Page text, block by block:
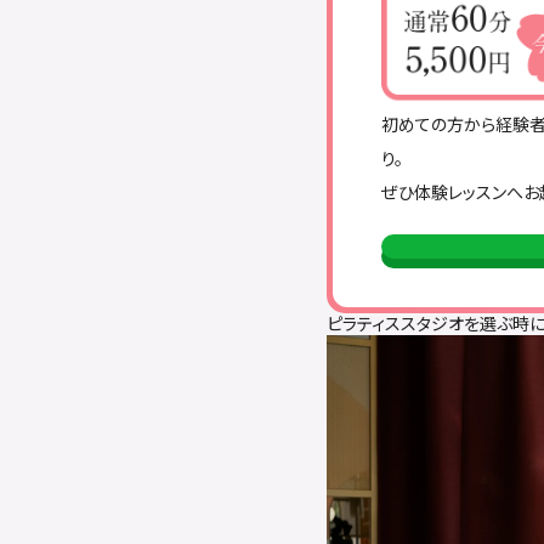
初めての方から経験
り。
ぜひ体験レッスンへお
ピラティススタジオを選ぶ時